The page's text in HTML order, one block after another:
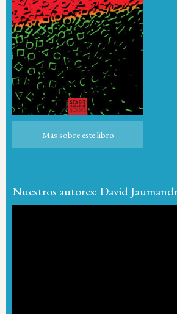
Más sobre este libro
Nuestros autores: David